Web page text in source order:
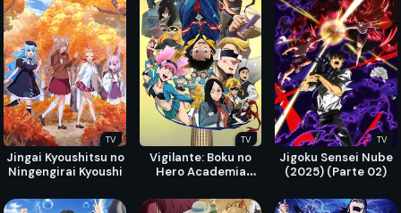
TV
Jingai Kyoushitsu no
Ningengirai Kyoushi
TV
Vigilante: Boku no
Hero Academia
TV
Jigoku Sensei Nube
(2025) (Parte 02)